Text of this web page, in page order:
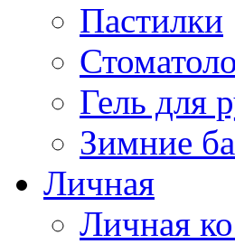
Пастилки
Гель для
Зимние
Личная
Личная